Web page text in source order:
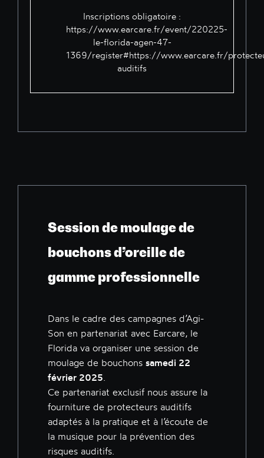
Inscriptions obligatoire :
https://www.earcare.fr/event/220225-
le-florida-agen-47-
1369/register#https://www.earcare.fr/
auditifs
Session de moulage de
bouchons d’oreille de
gamme professionnelle
Dans le cadre des campagnes d’Agi-
Son en partenariat avec Earcare, le
Florida va organiser une session de
moulage de bouchons samedi 22
février 2025.
Ce partenariat exclusif nous assure la
fourniture de protecteurs auditifs
adaptés à la pratique et à l’écoute de
la musique pour la prévention des
risques auditifs.